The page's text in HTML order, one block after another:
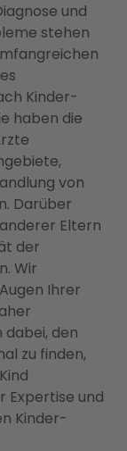
und
stehen
Kinder-
haben die
von
Darüber
Eltern
der
Wir
Ihrer
den
zu finden,
Expertise und
Kinder-